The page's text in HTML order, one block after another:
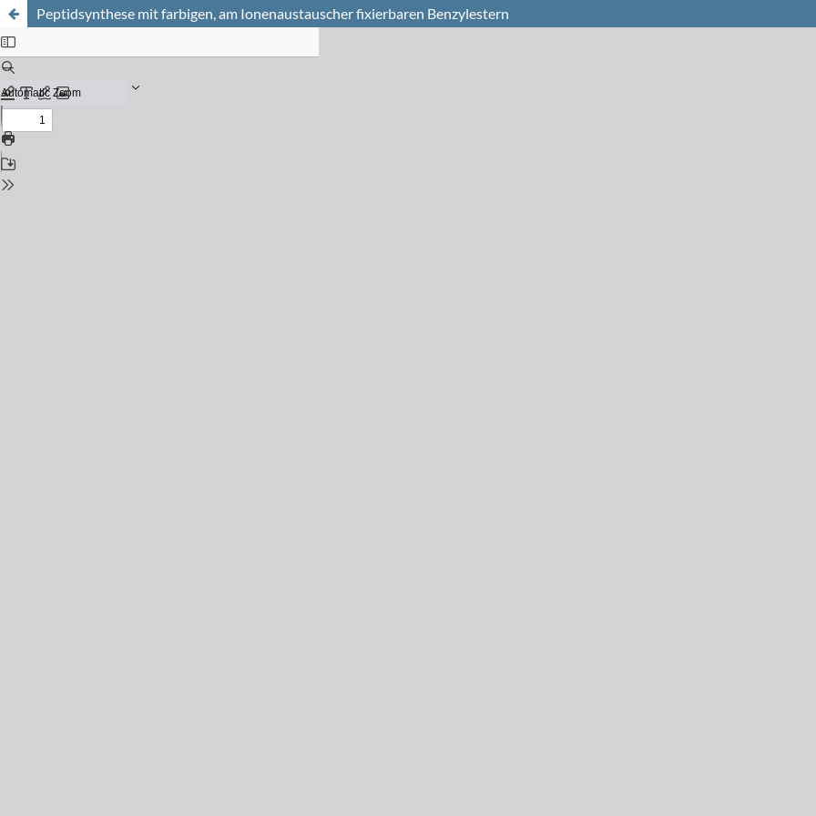
Peptidsynthese mit farbigen, am Ionenaustauscher fixierbaren Benzylestern